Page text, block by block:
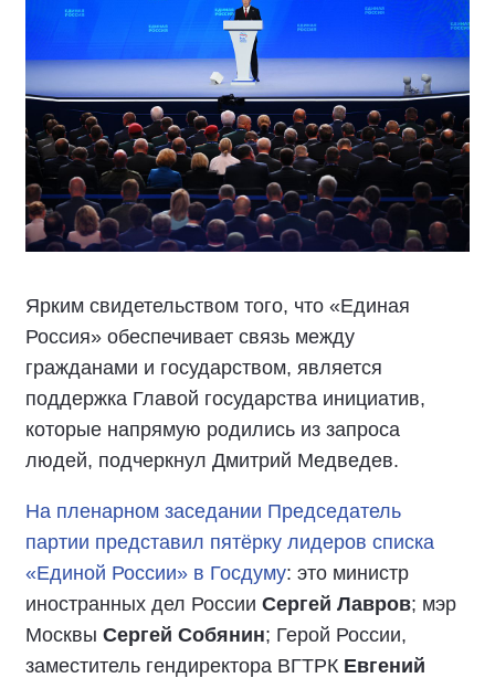
Ярким свидетельством того, что «Единая
Россия» обеспечивает связь между
гражданами и государством, является
поддержка Главой государства инициатив,
которые напрямую родились из запроса
людей, подчеркнул Дмитрий Медведев.
На пленарном заседании Председатель
партии представил пятёрку лидеров списка
«Единой России» в Госдуму: это министр
иностранных дел России Сергей Лавров; мэр
Москвы Сергей Собянин; Герой России,
заместитель гендиректора ВГТРК Евгений